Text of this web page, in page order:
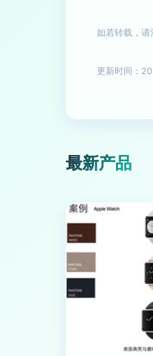
如若转载，
更新时间：
最新产品